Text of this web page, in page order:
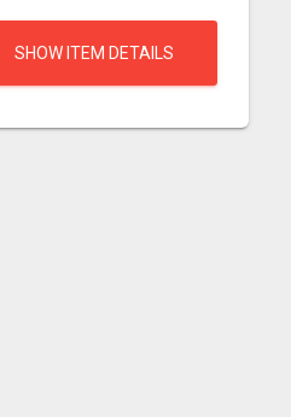
SHOW ITEM DETAILS